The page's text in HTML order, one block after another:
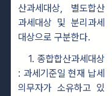
산과세대상, 별도합산
과세대상 및 분리과세
대상으로 구분한다.
1. 종합합산과세대상
: 과세기준일 현재 납세
의무자가 소유하고 있